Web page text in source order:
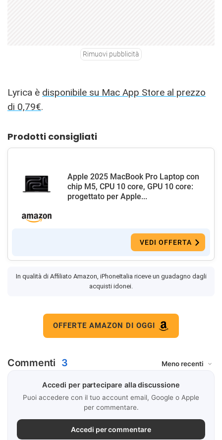
Rimuovi pubblicità
Lyrica è disponibile su Mac App Store al prezzo
di 0,79€.
Prodotti consigliati
Apple 2025 MacBook Pro Laptop con
chip M5, CPU 10 core, GPU 10 core:
progettato per Apple...
VEDI OFFERTA
In qualità di Affiliato Amazon, iPhoneItalia riceve un guadagno dagli
acquisti idonei.
OFFERTE AMAZON DI OGGI
Commenti 3
Accedi per partecipare alla discussione
Puoi accedere con il tuo account email, Google o Apple
per commentare.
Accedi per commentare